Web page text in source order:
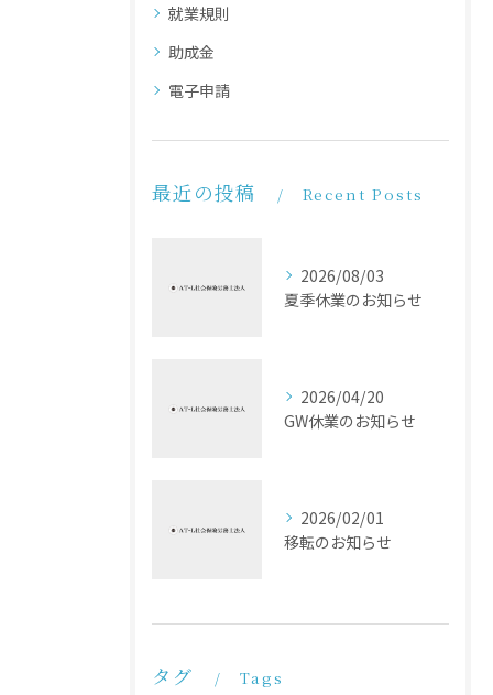
就業規則
助成金
電子申請
最近の投稿 Recent Posts
2026/08/03
夏季休業のお知らせ
2026/04/20
GW休業のお知らせ
2026/02/01
移転のお知らせ
タグ Tags